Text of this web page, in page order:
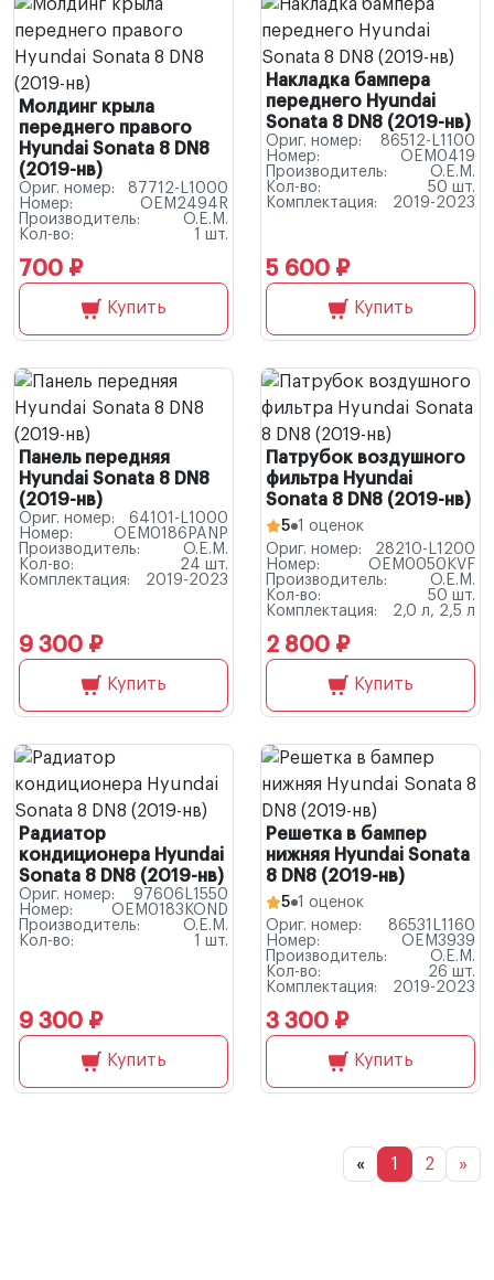
Молдинг крыла
переднего правого
Hyundai Sonata 8 DN8
(2019-нв)
Ориг. номер:
87712-L1000
Номер:
OEM2494R
Производитель:
O.E.M.
Кол-во:
1 шт.
700 ₽
Купить
Накладка бампера
переднего Hyundai
Sonata 8 DN8 (2019-нв)
Ориг. номер:
86512-L1100
Номер:
OEM0419
Производитель:
O.E.M.
Кол-во:
50 шт.
Комплектация:
2019-2023
5 600 ₽
Купить
Панель передняя
Hyundai Sonata 8 DN8
(2019-нв)
Ориг. номер:
64101-L1000
Номер:
OEM0186PANP
Производитель:
O.E.M.
Кол-во:
24 шт.
Комплектация:
2019-2023
9 300 ₽
Купить
Патрубок воздушного
фильтра Hyundai
Sonata 8 DN8 (2019-нв)
5 1 оценок
Ориг. номер:
28210-L1200
Номер:
OEM0050KVF
Производитель:
O.E.M.
Кол-во:
50 шт.
Комплектация:
2,0 л, 2,5 л
2 800 ₽
Купить
Радиатор
кондиционера Hyundai
Sonata 8 DN8 (2019-нв)
Ориг. номер:
97606L1550
Номер:
OEM0183KOND
Производитель:
O.E.M.
Кол-во:
1 шт.
9 300 ₽
Купить
Решетка в бампер
нижняя Hyundai Sonata
8 DN8 (2019-нв)
5 1 оценок
Ориг. номер:
86531L1160
Номер:
OEM3939
Производитель:
O.E.M.
Кол-во:
26 шт.
Комплектация:
2019-2023
3 300 ₽
Купить
« 1 2 »